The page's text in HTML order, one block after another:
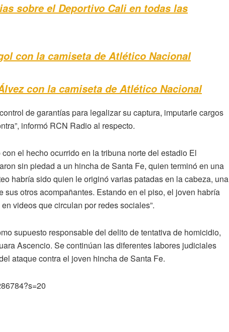
sobre el Deportivo Cali en todas las
con la camiseta de Atlético Nacional
con la camiseta de Atlético Nacional
de garantías para legalizar su captura, imputarle cargos
informó RCN Radio al respecto.
el hecho ocurrido en la tribuna norte del estadio El
sin piedad a un hincha de Santa Fe, quien terminó en una
habría sido quien le originó varias patadas en la cabeza, una
otros acompañantes. Estando en el piso, el joven habría
videos que circulan por redes sociales”.
supuesto responsable del delito de tentativa de homicidio,
Ascencio. Se continúan las diferentes labores judiciales
ataque contra el joven hincha de Santa Fe.